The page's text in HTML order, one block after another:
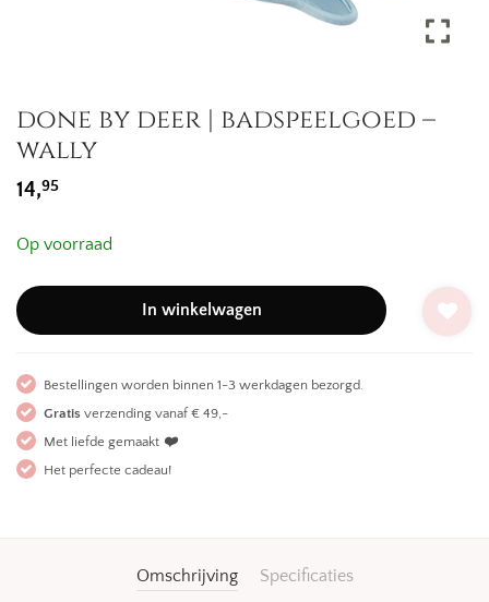
done by deer | badspeelgoed –
wally
14,95
Op voorraad
In winkelwagen
Bestellingen worden binnen 1-3 werkdagen bezorgd.
Gratis verzending vanaf € 49,-
Met liefde gemaakt ❤️
Het perfecte cadeau!
Omschrijving Specificaties